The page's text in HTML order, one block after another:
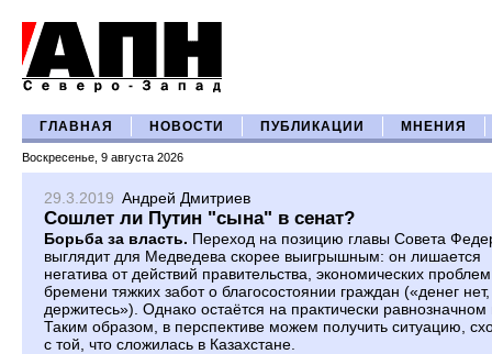
ГЛАВНАЯ НОВОСТИ ПУБЛИКАЦИИ МНЕНИЯ
Воскресенье, 9 августа 2026
29.3.2019 Андрей Дмитриев
Сошлет ли Путин "сына" в сенат?
Борьба за власть. Переход на позицию главы Совета
выглядит для Медведева скорее выигрышным: он лишается
негатива от действий правительства, экономических
бремени тяжких забот о благосостоянии граждан («денег
держитесь»). Однако остаётся на практически равнозначном
Таким образом, в перспективе можем получить ситуацию,
с той, что сложилась в Казахстане.